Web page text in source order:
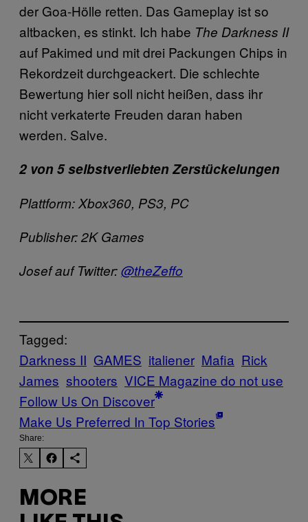
der Goa-Hölle retten. Das Gameplay ist so
altbacken, es stinkt. Ich habe The Darkness II
auf Pakimed und mit drei Packungen Chips in
Rekordzeit durchgeackert. Die schlechte
Bewertung hier soll nicht heißen, dass ihr
nicht verkaterte Freuden daran haben
werden. Salve.
2 von 5 selbstverliebten Zerstückelungen
Plattform: Xbox360, PS3, PC
Publisher: 2K Games
Josef auf Twitter:@theZeffo
Tagged:
Darkness II GAMES italiener Mafia Rick
James shooters VICE Magazine do not use
Follow Us On Discover
Make Us Preferred In Top Stories
Share:
MORE